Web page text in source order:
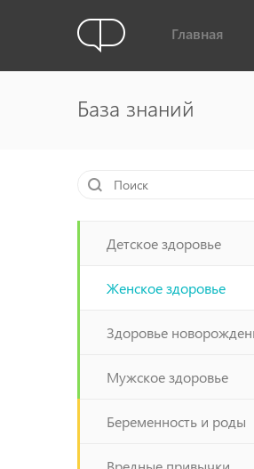
Главная
База знаний
Детское здоровье
Женское здоровье
Здоровье
Мужское здоровье
Беременность и роды